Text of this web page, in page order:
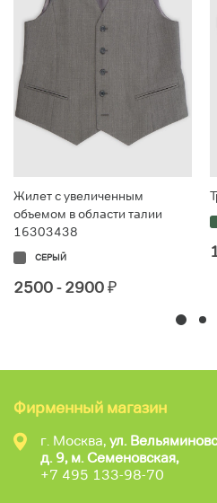
Жилет с увеличенным
объемом в области талии
16303438
СЕРЫЙ
2500 - 2900₽
Фирменный магазин
г. Москва, ул.
д. 9, м. Семеновская,
+7 495 133-98-70